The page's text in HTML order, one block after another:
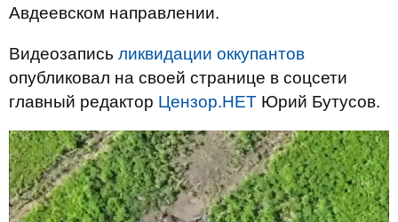
Авдеевском направлении.
Видеозапись ликвидации оккупантов
опубликовал на своей странице в соцсети
главный редактор Цензор.НЕТ Юрий Бутусов.